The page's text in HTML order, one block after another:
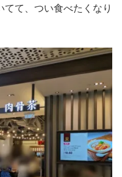
て、つい食べたくなり